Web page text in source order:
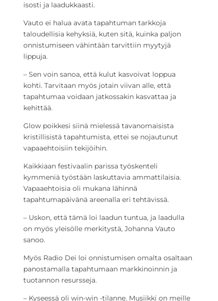
isosti ja laadukkaasti.
Vauto ei halua avata tapahtuman tarkkoja
taloudellisia kehyksiä, kuten sitä, kuinka paljon
onnistumiseen vähintään tarvittiin myytyjä
lippuja.
– Sen voin sanoa, että kulut kasvoivat loppua
kohti. Tarvitaan myös jotain viivan alle, että
tapahtumaa voidaan jatkossakin kasvattaa ja
kehittää.
Glow poikkesi siinä mielessä tavanomaisista
kristillisistä tapahtumista, ettei se nojautunut
vapaaehtoisiin tekijöihin.
Kaikkiaan festivaalin parissa työskenteli
kymmeniä työstään laskuttavia ammattilaisia.
Vapaaehtoisia oli mukana lähinnä
tapahtumapäivänä areenalla eri tehtävissä.
– Uskon, että tämä loi laadun tuntua, ja laadulla
on myös yleisölle merkitystä, Johanna Vauto
sanoo.
Myös Radio Dei loi onnistumisen omalta osaltaan
panostamalla tapahtumaan markkinoinnin ja
tuotannon resursseja.
– Kyseessä oli win-win -tilanne. Musiikki on meille